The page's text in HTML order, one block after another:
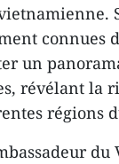
un
révélant la
régions